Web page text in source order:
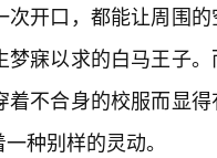
开口，都能让周围
寐以求的白马王子
不合身的校服而显
种别样的灵动。